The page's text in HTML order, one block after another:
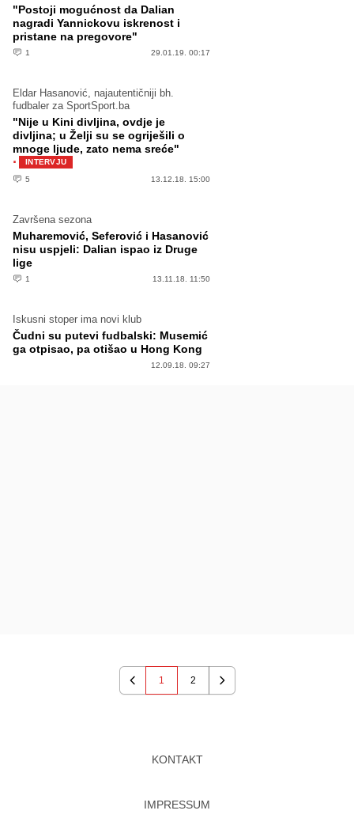
"Postoji mogućnost da Dalian
nagradi Yannickovu iskrenost i
pristane na pregovore"
1 29.01.19. 00:17
Eldar Hasanović, najautentičniji bh.
fudbaler za SportSport.ba
"Nije u Kini divljina, ovdje je
divljina; u Želji su se ogriješili o
mnoge ljude, zato nema sreće"
·
INTERVJU
5
13.12.18. 15:00
Završena sezona
Muharemović, Seferović i Hasanović
nisu uspjeli: Dalian ispao iz Druge
lige
1 13.11.18. 11:50
Iskusni stoper ima novi klub
Čudni su putevi fudbalski: Musemić
ga otpisao, pa otišao u Hong Kong
12.09.18. 09:27
Previous
1 2
Next
KONTAKT
IMPRESSUM